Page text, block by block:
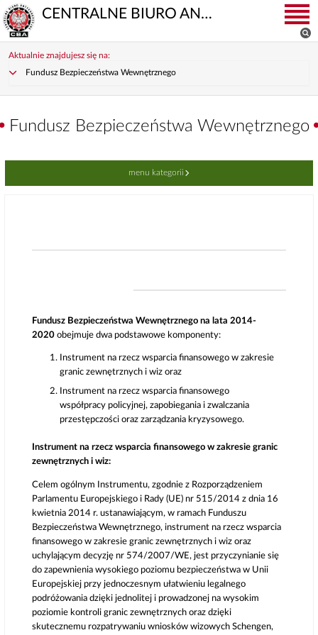
CENTRALNE BIURO ANTYKORUPCYJNE
Aktualnie znajdujesz się na:
Fundusz Bezpieczeństwa Wewnętrznego
Fundusz Bezpieczeństwa Wewnętrznego
menu kategorii
Fundusz Bezpieczeństwa Wewnętrznego na lata 2014-
2020 obejmuje dwa podstawowe komponenty:
Instrument na rzecz wsparcia finansowego w zakresie
granic zewnętrznych i wiz oraz
Instrument na rzecz wsparcia finansowego
współpracy policyjnej, zapobiegania i zwalczania
przestępczości oraz zarządzania kryzysowego.
Instrument na rzecz wsparcia finansowego w zakresie granic
zewnętrznych i wiz:
Celem ogólnym Instrumentu, zgodnie z Rozporządzeniem
Parlamentu Europejskiego i Rady (UE) nr 515/2014 z dnia 16
kwietnia 2014 r. ustanawiającym, w ramach Funduszu
Bezpieczeństwa Wewnętrznego, instrument na rzecz wsparcia
finansowego w zakresie granic zewnętrznych i wiz oraz
uchylającym decyzję nr 574/2007/WE, jest przyczynianie się
do zapewnienia wysokiego poziomu bezpieczeństwa w Unii
Europejskiej przy jednoczesnym ułatwieniu legalnego
podróżowania dzięki jednolitej i prowadzonej na wysokim
poziomie kontroli granic zewnętrznych oraz dzięki
skutecznemu rozpatrywaniu wniosków wizowych Schengen,